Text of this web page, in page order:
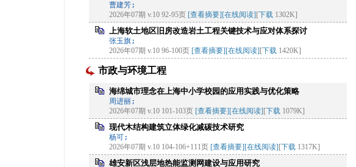
曹建芳;
2026年07期 v.10 92-95页 [查看摘要][在线阅读] [下载 1302K]
上海软土地区旧房改造岩土工程关键技术与应对体系探讨
张玉旗;
2026年07期 v.10 96-100页 [查看摘要][在线阅读] [下载 1420K]
市政与环境工程
海绵城市理念在上海中小学校园的应用实践与优化策略
周进丽;
2026年07期 v.10 101-103页 [查看摘要][在线阅读] [下载 1079K]
现代木结构建筑立体绿化减碳技术研究
杨可;
2026年07期 v.10 104-106+111页 [查看摘要][在线阅读] [下载 1317K]
雄安新区浅层地热能监测网建设与应用研究